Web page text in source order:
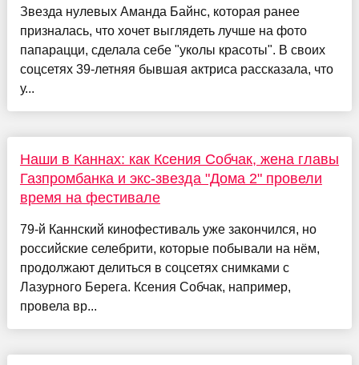
Звезда нулевых Аманда Байнс, которая ранее
призналась, что хочет выглядеть лучше на фото
папарацци, сделала себе "уколы красоты". В своих
соцсетях 39-летняя бывшая актриса рассказала, что
у...
Наши в Каннах: как Ксения Собчак, жена главы
Газпромбанка и экс-звезда "Дома 2" провели
время на фестивале
79-й Каннский кинофестиваль уже закончился, но
российские селебрити, которые побывали на нём,
продолжают делиться в соцсетях снимками с
Лазурного Берега. Ксения Собчак, например,
провела вр...